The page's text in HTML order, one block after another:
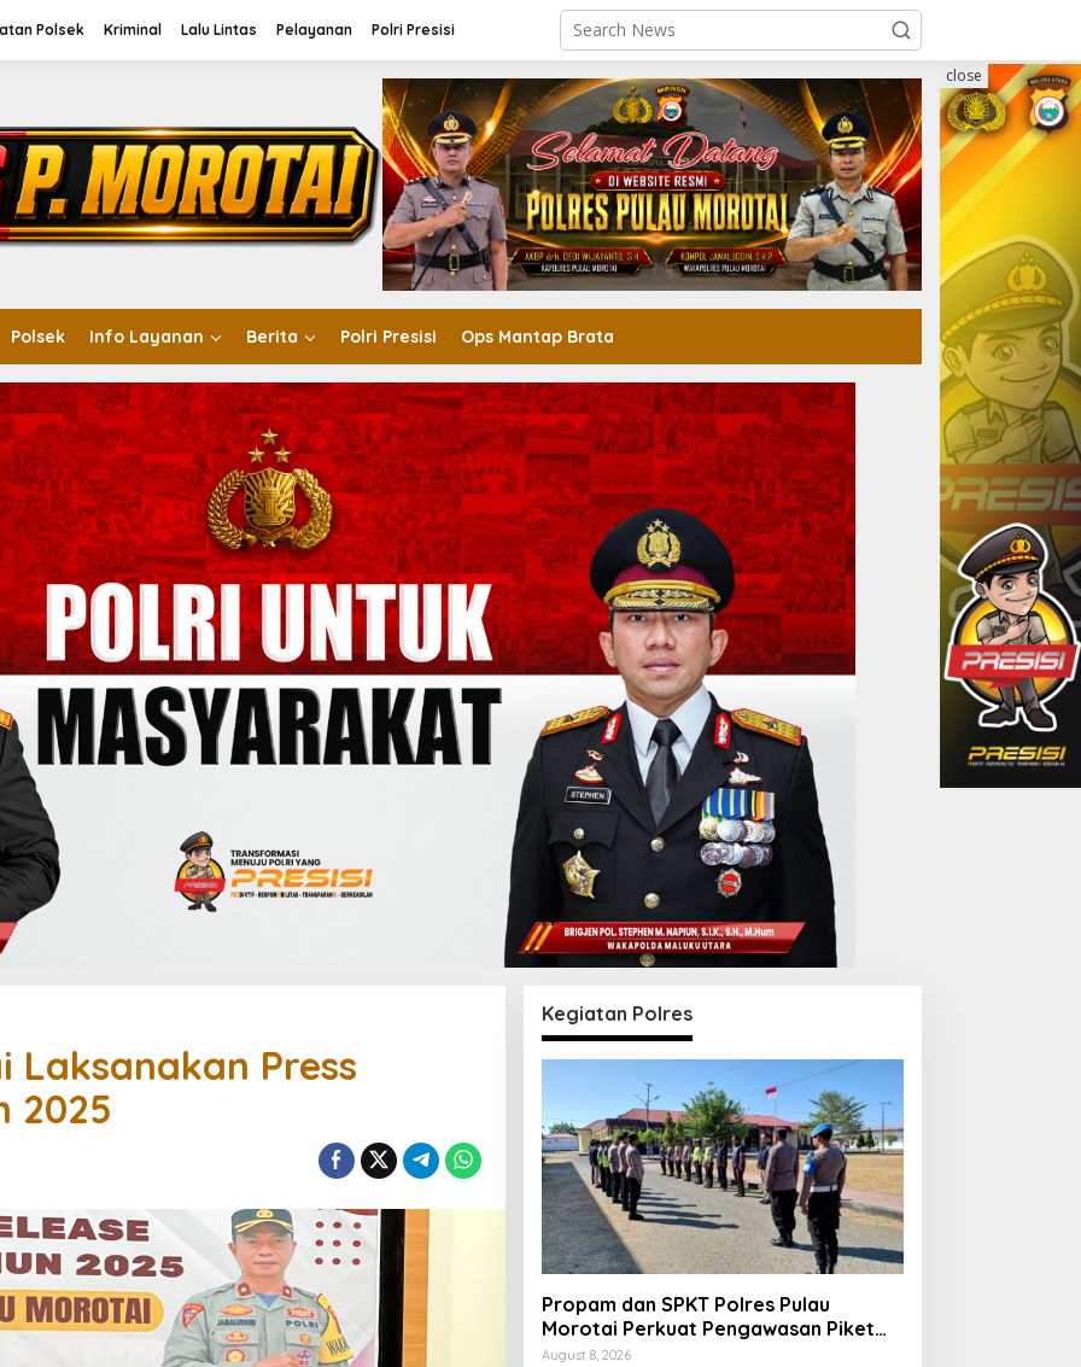
Polsek Kriminal Lalu Lintas Pelayanan Polri Presisi
Polsek Info Layanan Berita Polri Presisi Ops Mantap Brata
close
Laksanakan Press
2025
Kegiatan Polres
Propam dan SPKT Polres Pulau
Morotai Perkuat Pengawasan Piket
dan Pelayanan Masyarakat Selama
August 8, 2026